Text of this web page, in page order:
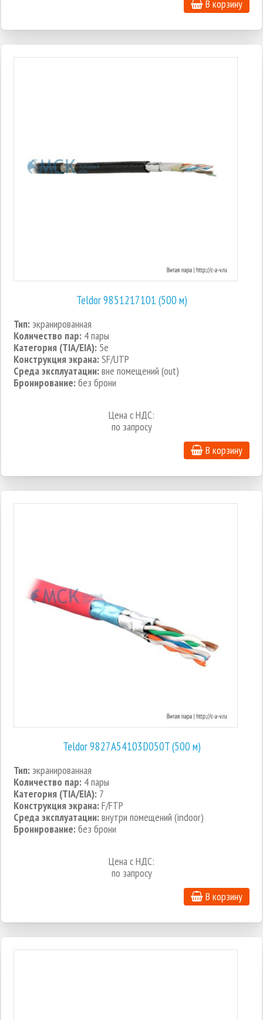
В корзину
Teldor 9851217101 (500 м)
Тип:экранированная
Количество пар: 4 пары
Категория (TIA/EIA): 5e
Конструкция экрана:SF/UTP
Среда эксплуатации:вне помещений (out)
Бронирование:без брони
Цена с НДС:
по запросу
В корзину
Teldor 9827A54103D050T (500 м)
Тип:экранированная
Количество пар: 4 пары
Категория (TIA/EIA): 7
Конструкция экрана:F/FTP
Среда эксплуатации:внутри помещений (indoor)
Бронирование:без брони
Цена с НДС:
по запросу
В корзину